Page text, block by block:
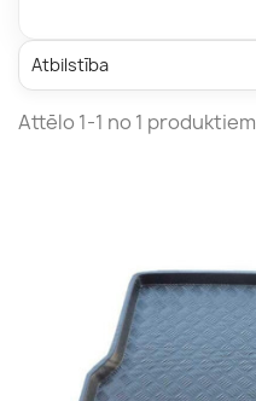
Atbilstība
Attēlo 1-1 no 1 produktiem